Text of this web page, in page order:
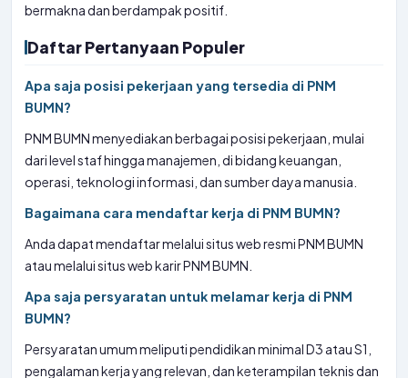
bermakna dan berdampak positif.
Daftar Pertanyaan Populer
Apa saja posisi pekerjaan yang tersedia di PNM
BUMN?
PNM BUMN menyediakan berbagai posisi pekerjaan, mulai
dari level staf hingga manajemen, di bidang keuangan,
operasi, teknologi informasi, dan sumber daya manusia.
Bagaimana cara mendaftar kerja di PNM BUMN?
Anda dapat mendaftar melalui situs web resmi PNM BUMN
atau melalui situs web karir PNM BUMN.
Apa saja persyaratan untuk melamar kerja di PNM
BUMN?
Persyaratan umum meliputi pendidikan minimal D3 atau S1,
pengalaman kerja yang relevan, dan keterampilan teknis dan